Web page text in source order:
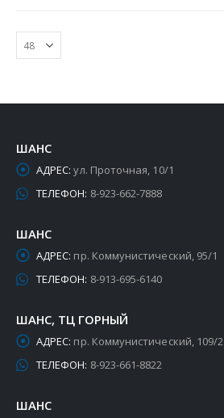
ШАНС
АДРЕС: ул. Проточная, 10/1
ТЕЛЕФОН: 8-923-662-7888
ШАНС
АДРЕС: пр. Коммунистический, 95/1
ТЕЛЕФОН: 8-913-695-6140
ШАНС, ТЦ ГОРНЫЙ
АДРЕС: пр. Коммунистический, 109/2
ТЕЛЕФОН: 8-923-661-8822
ШАНС